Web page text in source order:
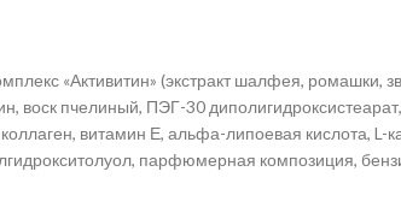
«Активитин» (экстракт шалфея, ромашки,
воск пчелиный, ПЭГ-30
витамин Е, альфа-липоевая кислота, L-
парфюмерная композиция,